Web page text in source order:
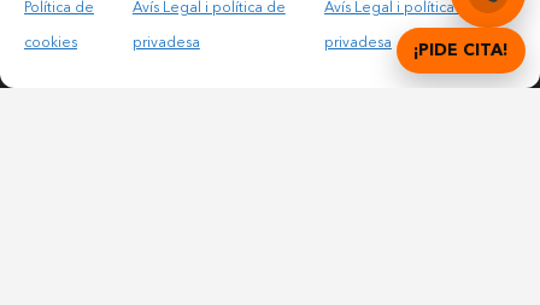
Política de
cookies
Avís Legal i política de
privadesa
Avís Legal i política de
privadesa
© Copyright 2012 – 2025 | All Rights Reserved |Avís
¡PIDE CITA!